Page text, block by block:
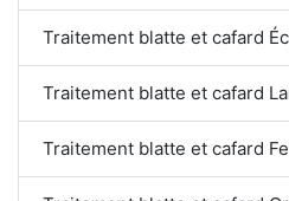
Traitement blatte et cafard
Traitement blatte et cafard
Traitement blatte et cafard